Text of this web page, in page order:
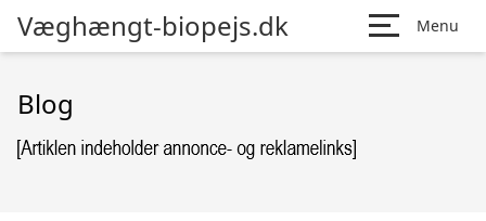
Væghængt-biopejs.dk Menu
Blog